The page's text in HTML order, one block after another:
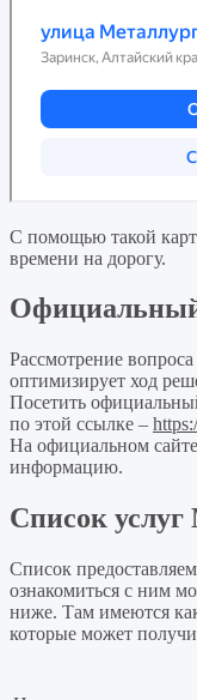
С помощью такой
времени на дорогу.
Рассмотрение
оптимизирует ход
Посетить
по этой ссылке –
На официальном
информацию.
Список
Список
ознакомиться с ним
ниже. Там имеются
которые может